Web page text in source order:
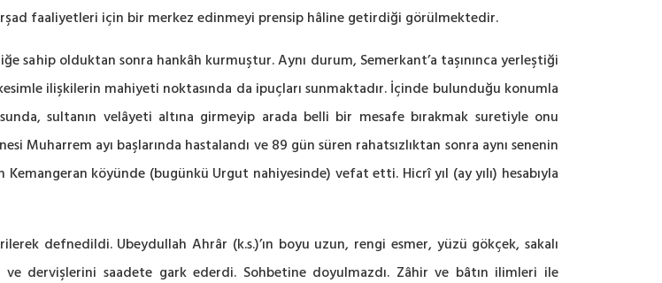
faaliyetleri için bir merkez edinmeyi prensip hâline getirdiği görülmektedir.
sahip olduktan sonra hankâh kurmuştur. Aynı durum, Semerkant’a taşınınca yerleştiği
ilişkilerin mahiyeti noktasında da ipuçları sunmaktadır. İçinde bulunduğu konumla
sultanın velâyeti altına girmeyip arada belli bir mesafe bırakmak suretiyle onu
Muharrem ayı başlarında hastalandı ve 89 gün süren rahatsızlıktan sonra aynı senenin
Kemangeran köyünde (bugünkü Urgut nahiyesinde) vefat etti. Hicrî yıl (ay yılı) hesabıyla
defnedildi. Ubeydullah Ahrâr (k.s.)’ın boyu uzun, rengi esmer, yüzü gökçek, sakalı
dervişlerini saadete gark ederdi. Sohbetine doyulmazdı. Zâhir ve bâtın ilimleri ile